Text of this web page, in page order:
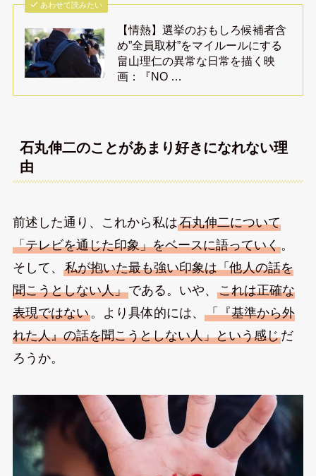
あわせて読みたい
【情熱】選挙のおもしろ候補者含
め”全員取材”をマイルールにする
畠山理仁の異常な日常を描く映
画：『NO …
石丸伸二のことがあまり好きになれない理
由
前述した通り、これから私は石丸伸二について
「テレビを通じた印象」をベースに語っていく。
そして、 私が抱いた最も強い印象は「他人の話を
聞こうとしない人」である。いや、 これは正確な
表現ではない。より具体的には、 「『基準から外
れた人』の話を聞こうとしない人」という感じだ
ろうか。